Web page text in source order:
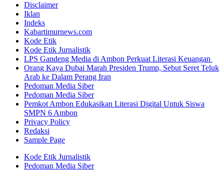
Disclaimer
Iklan
Indeks
Kabartimurnews.com
Kode Etik
Kode Etik Jurnalistik
LPS Gandeng Media di Ambon Perkuat Literasi Keuangan
Orang Kaya Dubai Marah Presiden Trump, Sebut Seret Teluk
Arab ke Dalam Perang Iran
Pedoman Media Siber
Pedoman Media Siber
Pemkot Ambon Edukasikan Literasi Digital Untuk Siswa
SMPN 6 Ambon
Privacy Policy
Redaksi
Sample Page
Kode Etik Jurnalistik
Pedoman Media Siber